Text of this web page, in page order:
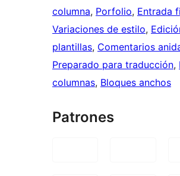
columna, Porfolio, Entrada
Variaciones de estilo,
plantillas, Comentarios
Preparado para traducción,
columnas, Bloques anchos
Patrones